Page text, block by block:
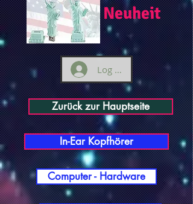
Neuheit
Log ind
Zurück zur Hauptseite
In-Ear Kopfhörer
Computer - Hardware